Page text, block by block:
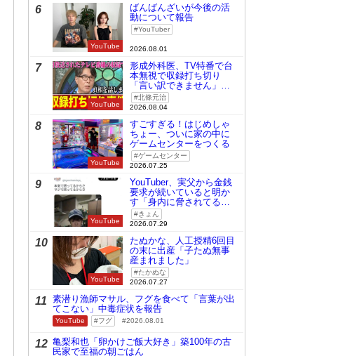
6
YouTube
ばんばんざいが今後の活
動について報告
YouTuber
2026.08.01
7
YouTube
形成外科医、TV特番で台
本無視で収録打ち切り
「言い訳できません」と
謝罪北條元治
2026.08.04
8
YouTube
すごすぎる！はじめしゃ
ちょー、ついに家の中に
ゲームセンターをつくる
ゲームセンター
2026.07.25
9
YouTube
YouTuber、実父から金銭
要求が続いていると明か
す「身内に脅されてる
の」きょん
2026.07.29
10
YouTube
たぬかな、人工授精6回目
の末に出産「子たぬ無事
産まれました」
たかぬな
2026.07.27
11
素潜り漁師マサル、フグを食べて「言葉が出
てこない」中毒症状を報告
YouTube フグ 2026.08.01
12 亀梨和也「卵かけご飯大好き」築100年の古
民家で至福の朝ごはん